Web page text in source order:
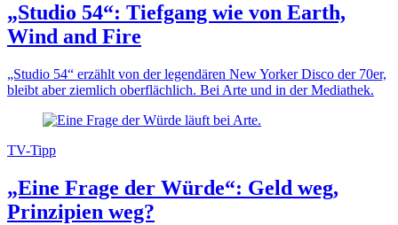
„Studio 54“: Tiefgang wie von Earth,
Wind and Fire
„Studio 54“ erzählt von der legendären New Yorker Disco der 70er,
bleibt aber ziemlich oberflächlich. Bei Arte und in der Mediathek.
TV-Tipp
„Eine Frage der Würde“: Geld weg,
Prinzipien weg?